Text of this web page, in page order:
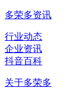
多荣多资讯
行业动态
企业资讯
抖音百科
关于多荣多